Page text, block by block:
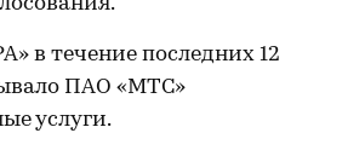
в течение последних 12
ПАО «МТС»
услуги.